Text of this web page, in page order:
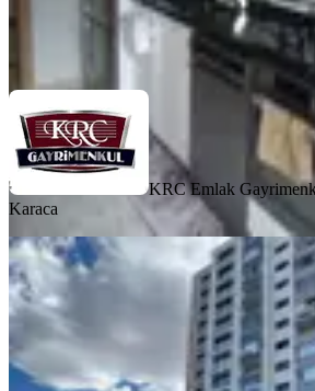
KRC Emlak GayrimenkulVedat Karaca
KRC Emlak
Karaca
MANZARALI
Altıağaç Toki'de
Manzaralı Tapulu
Mamak, Altıağaç
3+1
· 120 m²·8. Kat·